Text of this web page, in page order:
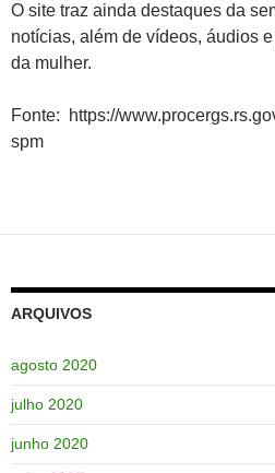
O site traz ainda destaques da
notícias, além de vídeos, áudios
da mulher.
Fonte: https://
spm
ARQUIVOS
agosto 2020
julho 2020
junho 2020